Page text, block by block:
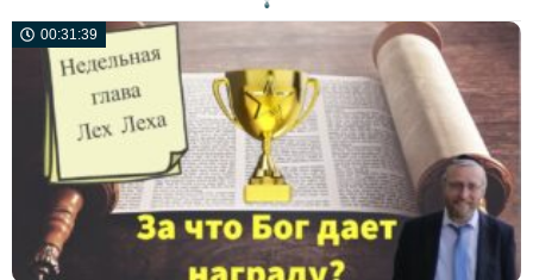
00:31:39